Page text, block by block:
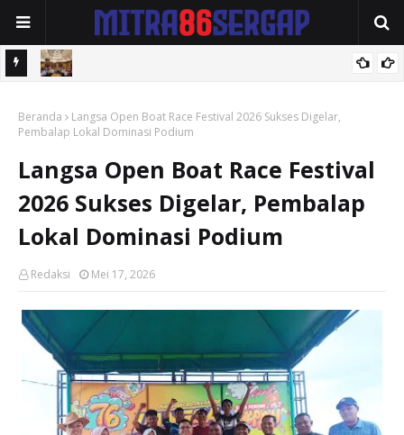
Terima Kasih kepada DPP KBMI dan DPP PPMI atas Suksesnya
Rakornas 2026
Beranda
Langsa Open Boat Race Festival 2026 Sukses Digelar,
Pembalap Lokal Dominasi Podium
Langsa Open Boat Race Festival
2026 Sukses Digelar, Pembalap
Lokal Dominasi Podium
Redaksi Mei 17, 2026